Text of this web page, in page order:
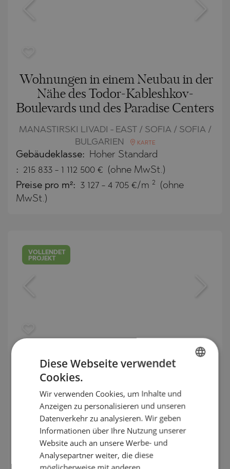
Wohnungen in einem Neubau in der
Nähe des Todor-Kableshkov-
Boulevards und des Paradise Centers
MANASTIRSKI LIVADI - EAST / SOFIA / SOFIA /
BULGARIEN
KARTE
Gebäudeklasse: Hoher Standard
: 215 833 - 1 112 500 € (ohne MwSt.)
Preise pro m²: 3 127 - 4 705 €/m 2
(ohne
MwSt.)
VOLLENDET
PROJEKT
Einfamilienhäuser der Spitzenklasse,
mit ACT 16, am Fuße des Vitosha-
SIMEONOVO / SOFIA / SOFIA / BULGARIEN
KARTE
Gebäudeklasse: Hoher Standard
1 400 000-1 500 000€ (ohne MwSt.)
Preise pro m²:
2 817 - 3 043 €/m 2
ENGLISH
RUSSIAN
GERMAN
FRENCH
Diese Webseite verwendet
Cookies.
Wir verwenden Cookies, um Inhalte und
Anzeigen zu personalisieren und unseren
Datenverkehr zu analysieren. Wir geben
Informationen über Ihre Nutzung unserer
Website auch an unsere Werbe- und
Analysepartner weiter, die diese